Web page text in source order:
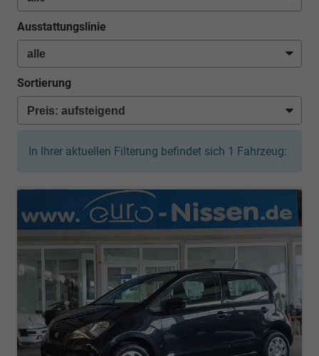
Ausstattungslinie
Sortierung
In Ihrer aktuellen Filterung befindet sich 1 Fahrzeug: